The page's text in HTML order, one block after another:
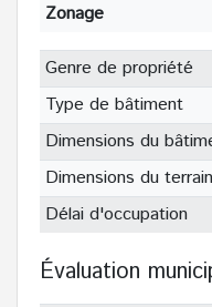
Zonage
Genre de propriété
Type de bâtiment
Dimensions du
Dimensions du terrain
Délai d'occupation
Évaluation